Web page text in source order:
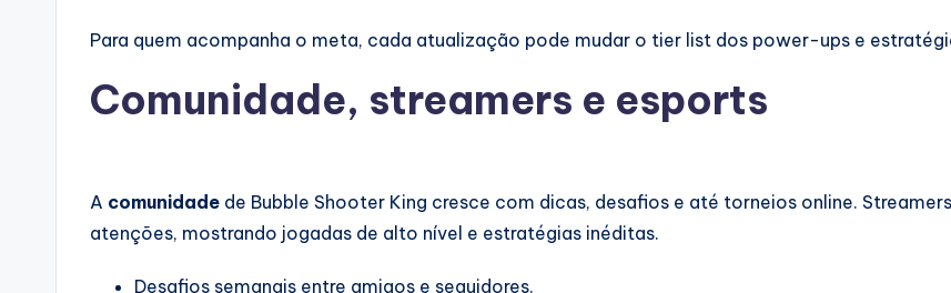
Para quem acompanha o meta, cada atualização pode mudar o tier list dos power-ups e
Comunidade, streamers e esports
A comunidade de Bubble Shooter King cresce com dicas, desafios e até torneios online.
atenções, mostrando jogadas de alto nível e estratégias inéditas.
Desafios semanais entre amigos e seguidores.